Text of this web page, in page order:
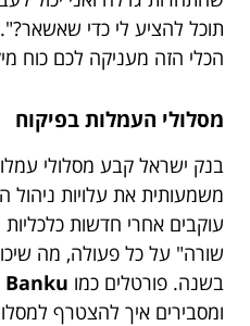
תוכל להציע לי כדי
הכלי הזה מעניקה לכם כוח
מסלולי העמלות בפיקוח
בנק ישראל קבע מסלולי
משמעותית את עלויות ניהול
עוקבים אחרי חדשות
שורה" על כל פעולה, מה
בשנה. פורטלים כמו Banku
ומסבירים איך להצטרף